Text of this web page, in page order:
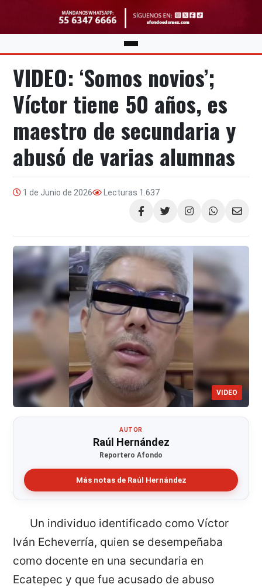
VIDEO: ‘Somos novios’;
Víctor tiene 50 años, es
maestro de secundaria y
abusó de varias alumnas
1 de Junio de 2026 Lecturas 1.637
Compartir
VIDEO
AUTOR
Raúl Hernández
Reportero Afondo
Más notas de Raúl Hernández
Un individuo identificado como Víctor
Iván Echeverría, quien se desempeñaba
como docente en una secundaria en
Ecatepec y que fue acusado de abuso